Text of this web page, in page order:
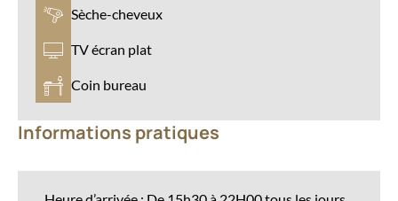
Sèche-cheveux
TV écran plat
Coin bureau
Informations pratiques